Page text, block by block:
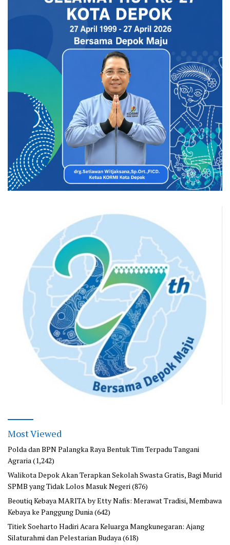
Most Viewed
Polda dan BPN Palangka Raya Bentuk Tim Terpadu Tangani
Agraria(1,242)
Walikota Depok Akan Terapkan Sekolah Swasta Gratis, Bagi Murid
SPMB yang Tidak Lolos Masuk Negeri(876)
Beoutiq Kebaya MARITA by Etty Nafis: Merawat Tradisi, Membawa
Kebaya ke Panggung Dunia(642)
Titiek Soeharto Hadiri Acara Keluarga Mangkunegaran: Ajang
Silaturahmi dan Pelestarian Budaya(618)